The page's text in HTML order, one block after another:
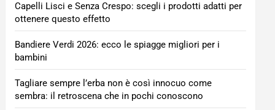
Capelli Lisci e Senza Crespo: scegli i prodotti adatti per
ottenere questo effetto
Bandiere Verdi 2026: ecco le spiagge migliori per i
bambini
Tagliare sempre l’erba non è così innocuo come
sembra: il retroscena che in pochi conoscono